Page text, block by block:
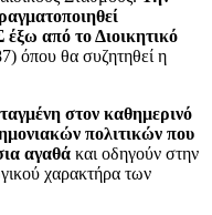
από το Διοικητικό
όπου θα συζητηθεί η
στον καθημερινό
πολιτικών που
αγαθά και οδηγούν στην
χαρακτήρα των